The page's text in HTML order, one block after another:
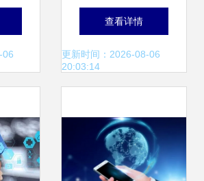
”期
信
06
航 盛唐汇·大唐财
富打造一站式财富
查看详情
更新时间：2026-08-06
20:03:14